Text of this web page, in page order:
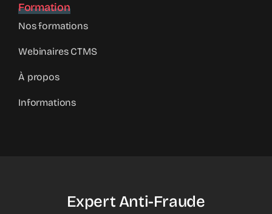
Formation
Nos formations
Webinaires CTMS
À propos
Informations
Expert Anti-Fraude